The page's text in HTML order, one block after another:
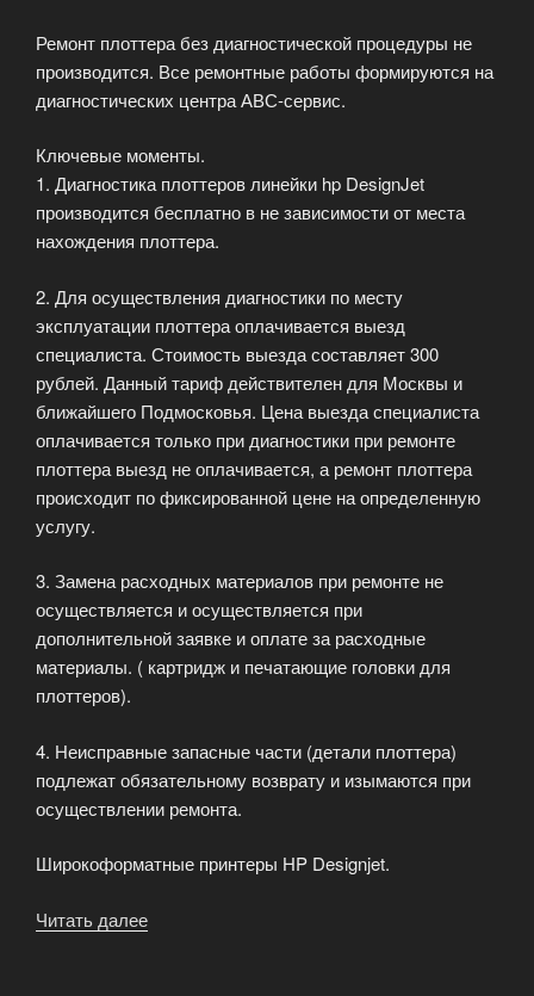
Ремонт плоттера без диагностической процедуры не
производится. Все ремонтные работы формируются на
диагностических центра АВС-сервис.
Ключевые моменты.
1. Диагностика плоттеров линейки hp DesignJet
производится бесплатно в не зависимости от места
нахождения плоттера.
2. Для осуществления диагностики по месту
эксплуатации плоттера оплачивается выезд
специалиста. Стоимость выезда составляет 300
рублей. Данный тариф действителен для Москвы и
ближайшего Подмосковья. Цена выезда специалиста
оплачивается только при диагностики при ремонте
плоттера выезд не оплачивается, а ремонт плоттера
происходит по фиксированной цене на определенную
услугу.
3. Замена расходных материалов при ремонте не
осуществляется и осуществляется при
дополнительной заявке и оплате за расходные
материалы. ( картридж и печатающие головки для
плоттеров).
4. Неисправные запасные части (детали плоттера)
подлежат обязательному возврату и изымаются при
осуществлении ремонта.
Широкоформатные принтеры HP Designjet.
Читать далее